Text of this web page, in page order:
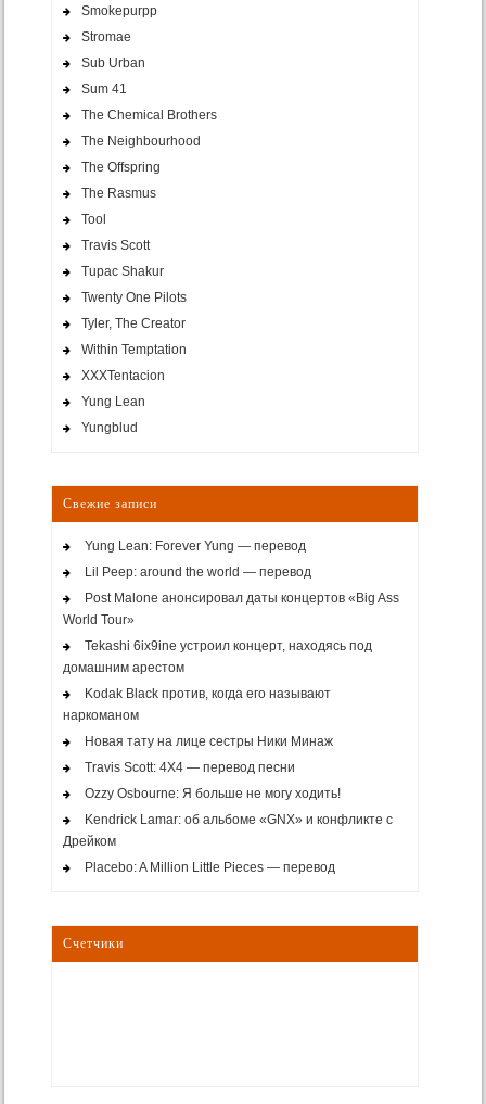
Smokepurpp
Stromae
Sub Urban
Sum 41
The Chemical Brothers
The Neighbourhood
The Offspring
The Rasmus
Tool
Travis Scott
Tupac Shakur
Twenty One Pilots
Tyler, The Creator
Within Temptation
XXXTentacion
Yung Lean
Yungblud
Свежие записи
Yung Lean: Forever Yung — перевод
Lil Peep: around the world — перевод
Post Malone анонсировал даты концертов «Big Ass
World Tour»
Tekashi 6ix9ine устроил концерт, находясь под
домашним арестом
Kodak Black против, когда его называют
наркоманом
Новая тату на лице сестры Ники Минаж
Travis Scott: 4X4 — перевод песни
Ozzy Osbourne: Я больше не могу ходить!
Kendrick Lamar: об альбоме «GNX» и конфликте с
Дрейком
Placebo: A Million Little Pieces — перевод
Счетчики